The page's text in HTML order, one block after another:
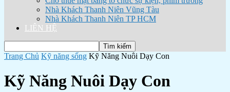
Nhà Khách Thanh Niên Vũng Tàu
Nhà Khách Thanh Niên TP HCM
LIÊN HỆ
Trang Chủ Kỹ năng sống Kỹ Năng Nuôi Dạy Con
Kỹ Năng Nuôi Dạy Con